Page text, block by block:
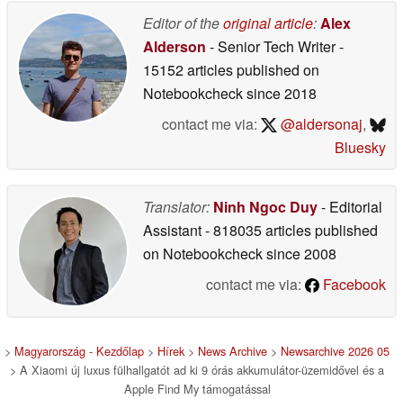
Editor of theoriginal article:Alex
Alderson - Senior Tech Writer-
15152 articles published on
Notebookchecksince 2018
contact me via:
@aldersonaj,
Bluesky
Translator: Ninh Ngoc Duy- Editorial
Assistant- 818035 articles published
on Notebookchecksince 2008
contact me via:
Facebook
> Magyarország - Kezdőlap > Hírek > News Archive > Newsarchive 2026 05
> A Xiaomi új luxus fülhallgatót ad ki 9 órás akkumulátor-üzemidővel és a
Apple Find My támogatással